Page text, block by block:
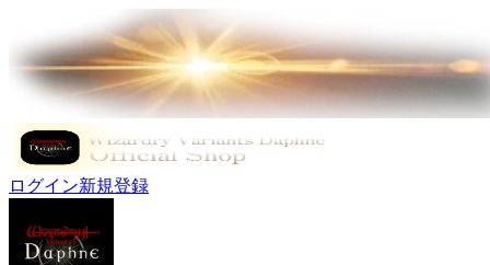
ログイン新規登録